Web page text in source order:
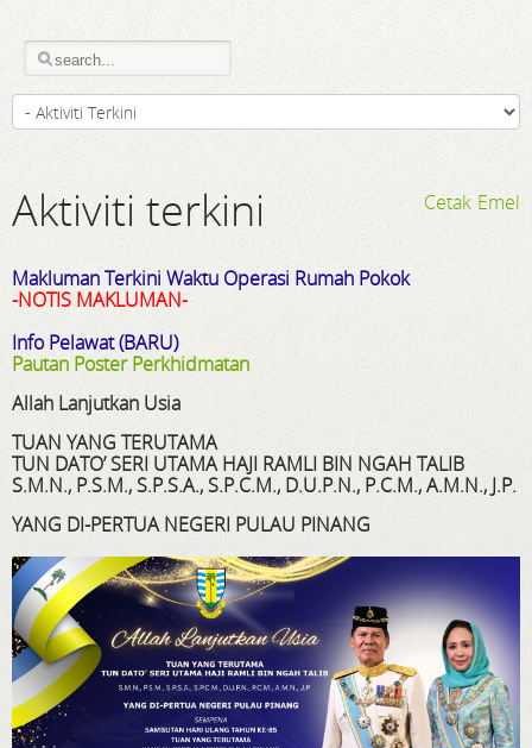
Emel
Cetak
Aktiviti terkini
Makluman Terkini Waktu Operasi Rumah Pokok
-NOTIS MAKLUMAN-
Info Pelawat (BARU)
Pautan Poster Perkhidmatan
Allah Lanjutkan Usia
TUAN YANG TERUTAMA
TUN DATO’ SERI UTAMA HAJI RAMLI BIN NGAH TALIB
S.M.N., P.S.M., S.P.S.A., S.P.C.M., D.U.P.N., P.C.M., A.M.N., J.P.
YANG DI-PERTUA NEGERI PULAU PINANG